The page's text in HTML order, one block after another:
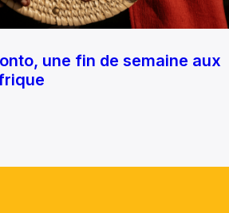
une fin de semaine aux